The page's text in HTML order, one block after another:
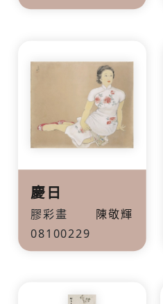
慶日
膠彩畫
陳敬輝
08100229